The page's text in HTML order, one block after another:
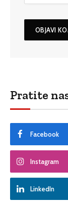
Pratite
Facebook
Instagram
LinkedIn